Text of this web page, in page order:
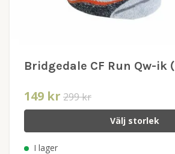
Bridgedale CF Run Qw-ik
149 kr 299 kr
Välj storlek
I lager